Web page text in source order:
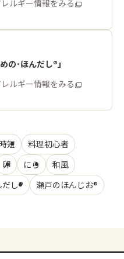
ルギー情報をみる
の･ほんだし®」
ルギー情報をみる
短
料理初心者
卵 にら
和風
だし® 瀬戸のほんじお®